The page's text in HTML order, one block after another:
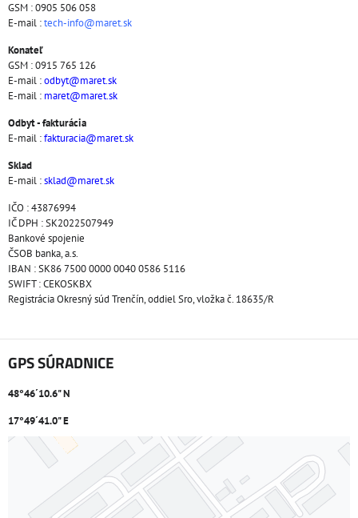
GSM : 0905 506 058
E-mail :tech-info@maret.sk
Konateľ
GSM : 0915 765 126
E-mail :odbyt@maret.sk
E-mail : maret@maret.sk
Odbyt - fakturácia
E-mail :fakturacia@maret.sk
Sklad
E-mail :sklad@maret.sk
IČO : 43876994
IČ DPH : SK2022507949
Bankové spojenie
ČSOB banka, a.s.
IBAN : SK86 7500 0000 0040 0586 5116
SWIFT : CEKOSKBX
Registrácia Okresný súd Trenčín, oddiel Sro, vložka č. 18635/R
GPS SÚRADNICE
48°46´10.6" N
17°49´41.0" E
Externý obsah je blokovaný Voľbami súkromia